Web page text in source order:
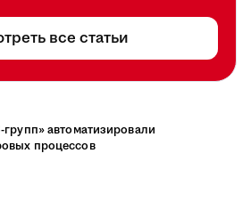
все статьи
групп» автоматизировали
процессов